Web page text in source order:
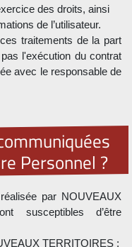
des droits, ainsi
de l’utilisateur.
traitements de la part
l'exécution du contrat
avec le responsable de
Personnel ?
par NOUVEAUX
susceptibles d’être
TERRITOIRES :